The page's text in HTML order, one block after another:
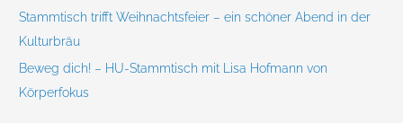
Stammtisch trifft Weihnachtsfeier – ein schöner Abend in der
Kulturbräu
Beweg dich! – HU-Stammtisch mit Lisa Hofmann von
Körperfokus